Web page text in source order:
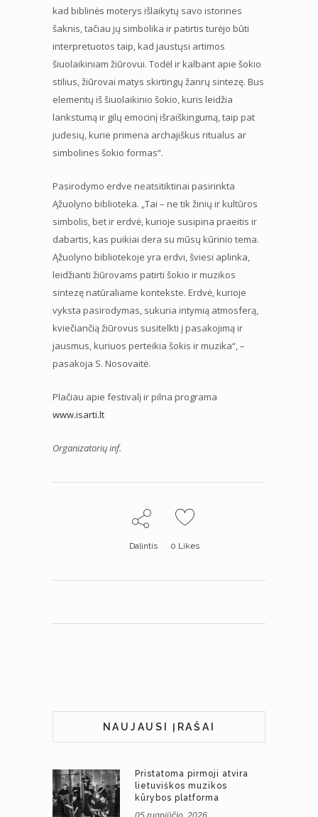
kad biblinės moterys išlaikytų savo istorines
šaknis, tačiau jų simbolika ir patirtis turėjo būti
interpretuotos taip, kad jaustųsi artimos
šiuolaikiniam žiūrovui. Todėl ir kalbant apie šokio
stilius, žiūrovai matys skirtingų žanrų sintezę. Bus
elementų iš šiuolaikinio šokio, kuris leidžia
lankstumą ir gilų emocinį išraiškingumą, taip pat
judesių, kurie primena archajiškus ritualus ar
simbolines šokio formas“.
Pasirodymo erdve neatsitiktinai pasirinkta
Ąžuolyno biblioteka. „Tai – ne tik žinių ir kultūros
simbolis, bet ir erdvė, kurioje susipina praeitis ir
dabartis, kas puikiai dera su mūsų kūrinio tema.
Ąžuolyno bibliotekoje yra erdvi, šviesi aplinka,
leidžianti žiūrovams patirti šokio ir muzikos
sintezę natūraliame kontekste. Erdvė, kurioje
vyksta pasirodymas, sukuria intymią atmosferą,
kviečiančią žiūrovus susitelkti į pasakojimą ir
jausmus, kuriuos perteikia šokis ir muzika“, –
pasakoja S. Nosovaitė.
Plačiau apie festivalį ir pilna programa
www.isarti.lt
Organizatorių inf.
Dalintis 0 Likes
NAUJAUSI ĮRAŠAI
Pristatoma pirmoji atvira
lietuviškos muzikos
kūrybos platforma